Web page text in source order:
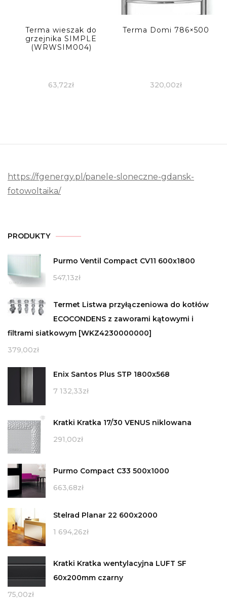
Terma wieszak do
grzejnika SIMPLE
(WRWSIM004)
63,72zł
Terma Domi 786×500
320,00zł
https://fgenergy.pl/panele-sloneczne-gdansk-
fotowoltaika/
PRODUKTY
Purmo Ventil Compact CV11 600x1800
547,13zł
Termet Listwa przyłączeniowa do kotłów
ECOCONDENS z zaworami kątowymi i
filtrami siatkowym [WKZ4230000000]
379,00zł
Enix Santos Plus STP 1800x568
7 132,33zł
Kratki Kratka 17/30 VENUS niklowana
291,00zł
Purmo Compact C33 500x1000
663,68zł
Stelrad Planar 22 600x2000
1 694,26zł
Kratki Kratka wentylacyjna LUFT SF
60x200mm czarny
75,00zł